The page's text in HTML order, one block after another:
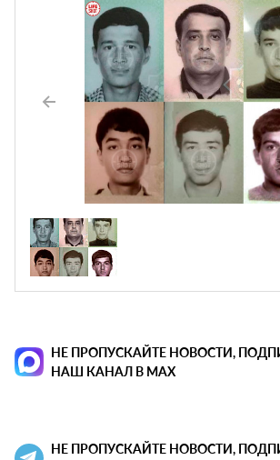
НЕ ПРОПУСКАЙТЕ НОВОСТИ,
НАШ КАНАЛ В MAX
НЕ ПРОПУСКАЙТЕ НОВОСТИ,